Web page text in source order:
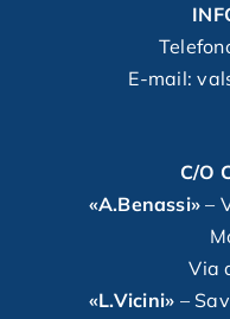
E-mail:
C/O
«A.Benassi»–
Via
«L.Vicini» –